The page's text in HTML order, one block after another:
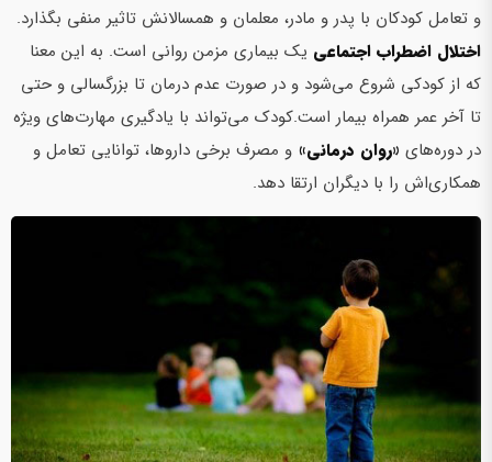
و تعامل کودکان با پدر و مادر، معلمان و همسالانش تاثیر منفی بگذارد.
اختلال اضطراب اجتماعی یک بیماری مزمن روانی است. به این معنا
که از کودکی شروع‌ می‌شود و در صورت عدم درمان تا بزرگسالی و حتی
تا آخر عمر همراه بیمار است.کودک‌ می‌تواند با یادگیری مهارت‌های ویژه
در دوره‌های‌ «روان درمانی» و مصرف برخی داروها، توانایی تعامل و
همکاری‌اش را با دیگران ارتقا دهد.